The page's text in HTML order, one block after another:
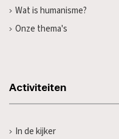
Wat is humanisme?
Onze thema's
Activiteiten
In de kijker